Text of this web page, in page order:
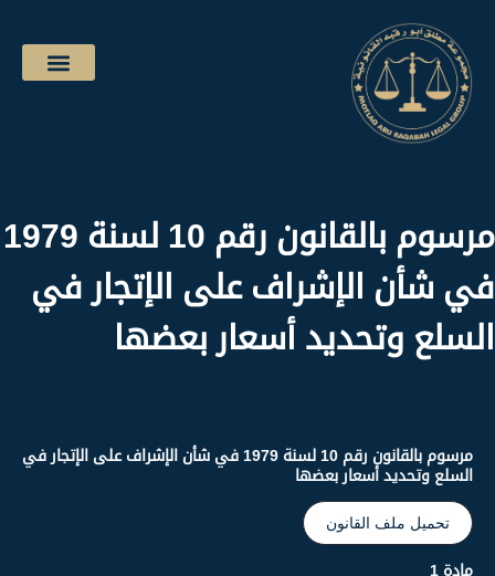
مرسوم بالقانون رقم 10 لسنة 1979
في شأن الإشراف على الإتجار في
السلع وتحديد أسعار بعضها
مرسوم بالقانون رقم 10 لسنة 1979 في شأن الإشراف على الإتجار في
السلع وتحديد أسعار بعضها
تحميل ملف القانون
مادة 1